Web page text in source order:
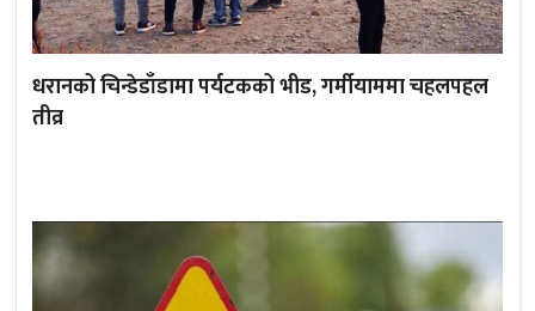
धरानको चिन्डेडाँडामा पर्यटकको भीड, गर्मीयाममा चहलपहल
तीव्र